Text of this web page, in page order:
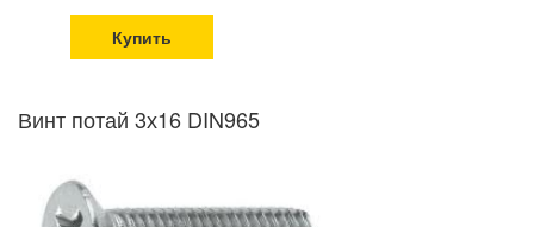
Купить
Винт потай 3х16 DIN965